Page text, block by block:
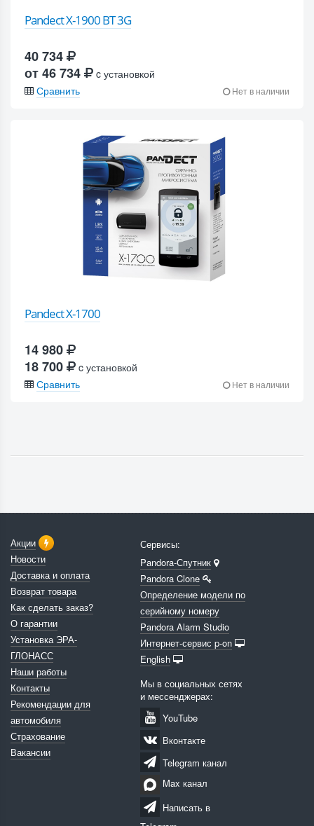
Pandect X-1900 BT 3G
40 734
от 46 734
c установкой
Сравнить
Нет в наличии
Pandect X-1700
14 980
18 700
c установкой
Сравнить
Нет в наличии
Акции
Новости
Доставка и оплата
Возврат товара
Как сделать заказ?
О гарантии
Установка ЭРА-
ГЛОНАСС
Наши работы
Контакты
Рекомендации для
автомобиля
Страхование
Вакансии
Сервисы:
Pandora-Спутник
Pandora Clone
Определение модели по
серийному номеру
Pandora Alarm Studio
Интернет-сервис p-on
English
Мы в социальных сетях
и мессенджерах:
YouTube
Вконтакте
Telegram канал
Max канал
Написать в